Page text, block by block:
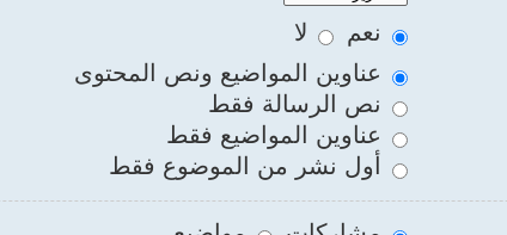
نعم
لا
عناوين المواضيع ونص المحتوى
نص الرسالة فقط
عناوين المواضيع فقط
أول نشر من الموضوع فقط